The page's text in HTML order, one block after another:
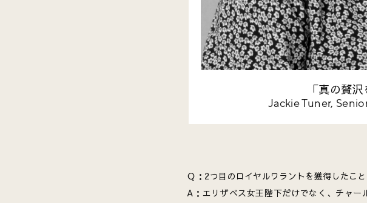
「真の贅
Jackie Tuner,
Ｑ：2つ目のロイヤルワラントを獲得したこ
A：エリザベス女王陛下だけでなく、チャ